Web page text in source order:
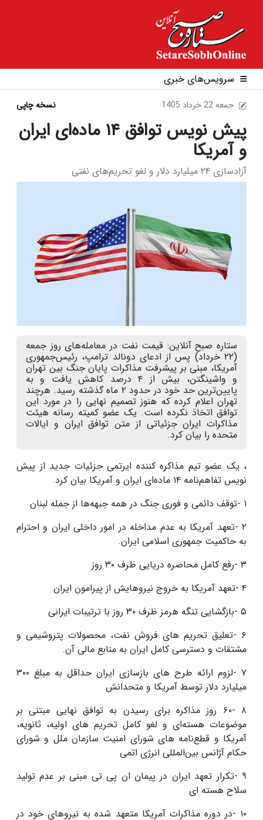
سرویس‌های خبری
1405 جمعه 22 خرداد نسخه چاپی
پیش نویس توافق ۱۴ ماده‌ای ایران
و آمریکا
آزادسازی ۲۴ میلیارد دلار و لغو تحریم‌های نفتی
ستاره صبح آنلاین: قیمت نفت در معامله‌های روز جمعه
(۲۲ خرداد) پس از ادعای دونالد ترامپ، رئیس‌جمهوری
آمریکا، مبنی بر پیشرفت مذاکرات پایان جنگ بین تهران
و واشینگتن، بیش از ۴ درصد کاهش یافت و به
پایین‌ترین حد خود در حدود ۲ ماه گذشته رسید. هرچند
تهران اعلام کرده که هنوز تصمیم نهایی را در مورد این
توافق اتخاذ نکرده است. یک عضو کمیته رسانه هیئت
مذاکرات ایران جزئیاتی از متن توافق ایران و ایالات
متحده را بیان کرد.
، یک عضو تیم مذاکره کننده ایرتمی جزئیات جدید از پیش
نویس تفاهم‌نامه ۱۴ ماده‌ای ایران و آمریکا بیان کرد.
۱ -توقف دائمی و فوری جنگ در همه جبهه‌ها از جمله لبنان
۲-تعهد آمریکا به عدم مداخله در امور داخلی ایران و احترام
به حاکمیت جمهوری اسلامی ایران.
۳ -رفع کامل محاصره دریایی ظرف ۳۰ روز
۴ -تعهد آمریکا به خروج نیروهایش از پیرامون ایران
۵ -بازگشایی تنگه هرمز ظرف ۳۰ روز با ترتیبات ایرانی
۶ -تعلیق تحریم های فروش نفت، محصولات پتروشیمی و
مشتقات و دسترسی کامل ایران به منابع مالی آن.
۷ -لزوم ارائه طرح های بازسازی ایران حداقل به مبلغ ۳۰۰
میلیارد دلار توسط آمریکا و متحدانش
۸-۶۰ روز مذاکره برای رسیدن به توافق نهایی مبتنی بر
موضوعات هسته‌ای و لغو کامل تحریم های اولیه، ثانویه،
آمریکا و قطع‌نامه های شورای امنیت سازمان ملل و شورای
حکام آژانس بین‌المللی انرژی اتمی
۹ -تکرار تعهد ایران در پیمان ان پی تی مبنی بر عدم تولید
سلاح هسته ای
۱۰ -در دوره مذاکرات آمریکا متعهد شده به نیروهای خود در